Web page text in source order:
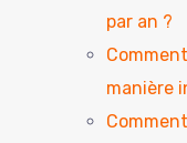
par an ?
manière